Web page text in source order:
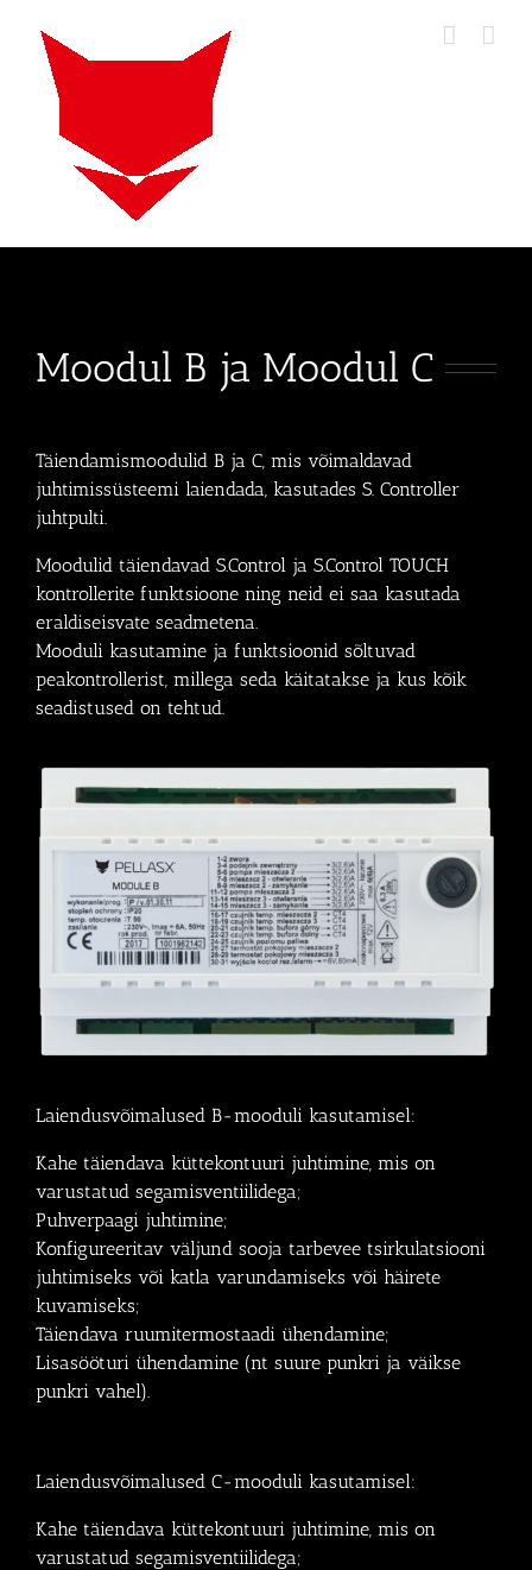
content
Moodul B ja Moodul C
Täiendamismoodulid B ja C, mis võimaldavad
juhtimissüsteemi laiendada, kasutades S. Controller
juhtpulti.
Moodulid täiendavad S.Control ja S.Control TOUCH
kontrollerite funktsioone ning neid ei saa kasutada
eraldiseisvate seadmetena.
Mooduli kasutamine ja funktsioonid sõltuvad
peakontrollerist, millega seda käitatakse ja kus kõik
seadistused on tehtud.
Laiendusvõimalused B-mooduli kasutamisel:
Kahe täiendava küttekontuuri juhtimine, mis on
varustatud segamisventiilidega;
Puhverpaagi juhtimine;
Konfigureeritav väljund sooja tarbevee tsirkulatsiooni
juhtimiseks või katla varundamiseks või häirete
kuvamiseks;
Täiendava ruumitermostaadi ühendamine;
Lisasööturi ühendamine (nt suure punkri ja väikse
punkri vahel).
Laiendusvõimalused C-mooduli kasutamisel:
Kahe täiendava küttekontuuri juhtimine, mis on
varustatud segamisventiilidega;